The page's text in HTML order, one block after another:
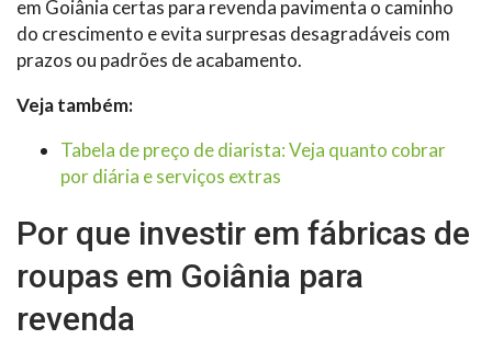
em Goiânia certas para revenda pavimenta o caminho
do crescimento e evita surpresas desagradáveis com
prazos ou padrões de acabamento.
Veja também:
Tabela de preço de diarista: Veja quanto cobrar
por diária e serviços extras
Por que investir em fábricas de
roupas em Goiânia para
revenda